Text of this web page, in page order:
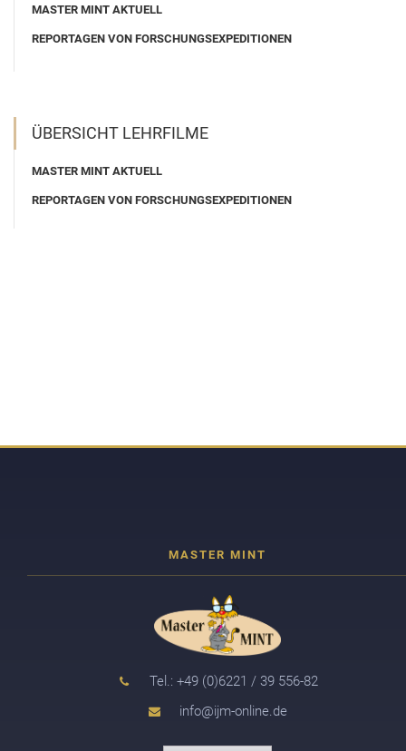
MASTER MINT AKTUELL
REPORTAGEN VON FORSCHUNGSEXPEDITIONEN
ÜBERSICHT LEHRFILME
MASTER MINT AKTUELL
REPORTAGEN VON FORSCHUNGSEXPEDITIONEN
Tel.: +49 (0)6221 / 39 556-82
info@ijm-online.de